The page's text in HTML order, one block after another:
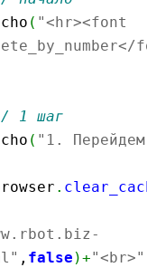
echo
( "<hr><font
1 шаг
echo
( "1.
.
, false )+"<br>"